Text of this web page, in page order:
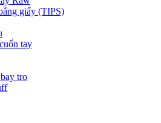
giấy (TIPS)
tay
tro